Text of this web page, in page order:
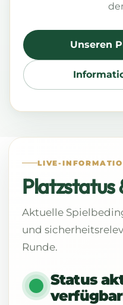
Unseren
LIVE-
Platzstatus
Aktuelle
und
Runde.
Status
verfügbar